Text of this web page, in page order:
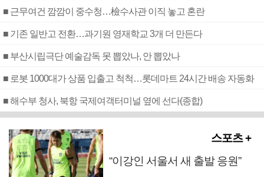
■ 근무여건 깜깜이 중수청…檢수사관 이직 놓고 혼란
■ 기존 일반고 전환…과기원 영재학교 3개 더 만든다
■ 부산시립극단 예술감독 못 뽑았나, 안 뽑았나
■ 로봇 1000대가 상품 입출고 척척…롯데마트 24시간 배송 자동화
■ 해수부 청사, 북항 국제여객터미널 옆에 선다(종합)
스포츠 +
“이강인 서울서 새 출발 응원”